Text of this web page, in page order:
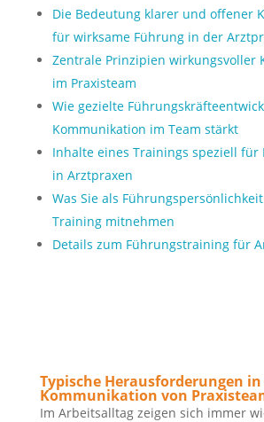
Die Bedeutung klarer und offener
für wirksame Führung in der
Zentrale Prinzipien wirkungsvoller
im Praxisteam
Wie gezielte
Kommunikation im Team stärkt
Inhalte eines Trainings speziell für
in Arztpraxen
Was Sie als
Training mitnehmen
Details zum Führungstraining für
Typische Herausforderungen
Kommunikation von
Im Arbeitsalltag zeigen sich immer